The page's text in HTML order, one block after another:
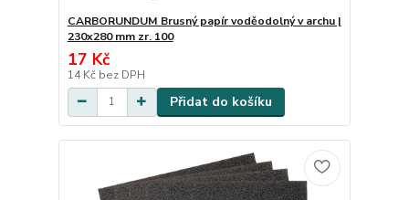
CARBORUNDUM Brusný papír voděodolný v archu |
230x280 mm zr. 100
17 Kč
14 Kč bez DPH
Přidat do košíku